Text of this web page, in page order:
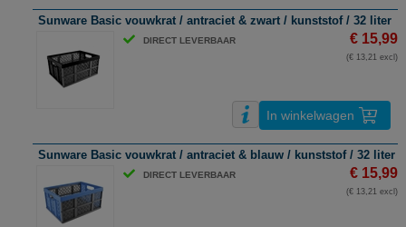
Sunware Basic vouwkrat / antraciet & zwart / kunststof / 32 liter
DIRECT LEVERBAAR € 15,99
(€ 13,21 excl)
In winkelwagen
Sunware Basic vouwkrat / antraciet & blauw / kunststof / 32 liter
DIRECT LEVERBAAR € 15,99
(€ 13,21 excl)